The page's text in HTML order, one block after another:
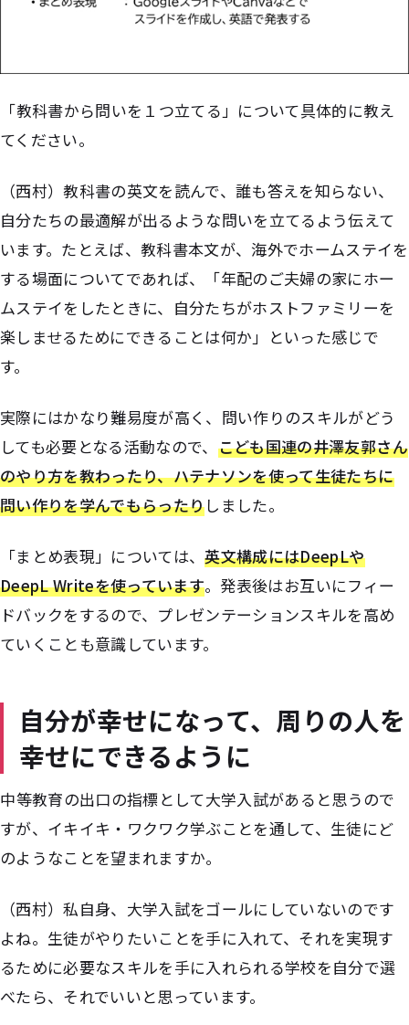
――「教科書から問いを１つ立てる」について具体的に教え
てください。
（西村）教科書の英文を読んで、誰も答えを知らない、
自分たちの最適解が出るような問いを立てるよう伝えて
います。たとえば、教科書本文が、海外でホームステイを
する場面についてであれば、「年配のご夫婦の家にホー
ムステイをしたときに、自分たちがホストファミリーを
楽しませるためにできることは何か」といった感じで
す。
実際にはかなり難易度が高く、問い作りのスキルがどう
しても必要となる活動なので、 こども国連の井澤友郭さん
のやり方を教わったり、ハテナソンを使って生徒たちに
問い作りを学んでもらったりしました。
「まとめ表現」については、英文構成にはDeepLや
DeepL Writeを使っています。発表後はお互いにフィー
ドバックをするので、プレゼンテーションスキルを高め
ていくことも意識しています。
自分が幸せになって、周りの人を
幸せにできるように
――中等教育の出口の指標として大学入試があると思うので
すが、イキイキ・ワクワク学ぶことを通して、生徒にど
のようなことを望まれますか。
（西村）私自身、大学入試をゴールにしていないのです
よね。生徒がやりたいことを手に入れて、それを実現す
るために必要なスキルを手に入れられる学校を自分で選
べたら、それでいいと思っています。